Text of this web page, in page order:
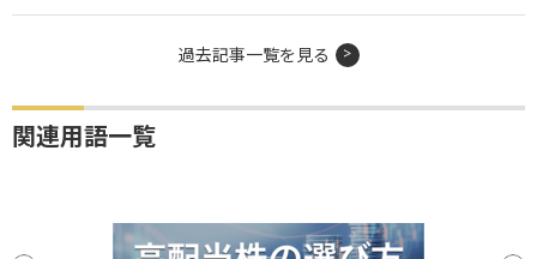
過去記事一覧を見る
関連用語一覧